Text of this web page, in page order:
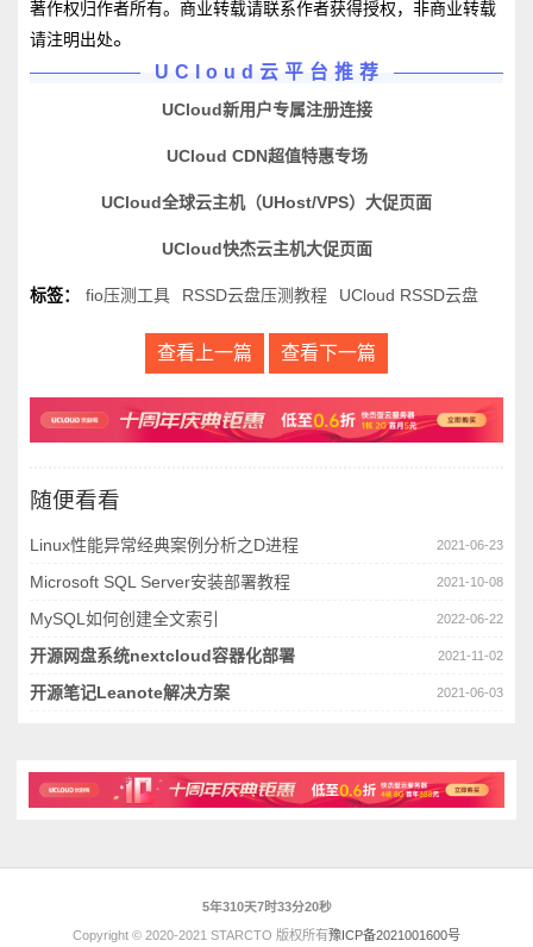
著作权归作者所有。商业转载请联系作者获得授权，非商业转载
请注明出处。
UCloud云平台推荐
UCloud新用户专属注册连接
UCloud CDN超值特惠专场
UCloud全球云主机（UHost/VPS）大促页面
UCloud快杰云主机大促页面
标签： fio压测工具 RSSD云盘压测教程 UCloud RSSD云盘
查看上一篇 查看下一篇
随便看看
2021-06-23
Linux性能异常经典案例分析之D进程
2021-10-08
Microsoft SQL Server安装部署教程
2022-06-22
MySQL如何创建全文索引
2021-11-02
开源网盘系统nextcloud容器化部署
2021-06-03
开源笔记Leanote解决方案
5年310天7时33分20秒
Copyright © 2020-2021 STARCTO 版权所有豫ICP备2021001600号